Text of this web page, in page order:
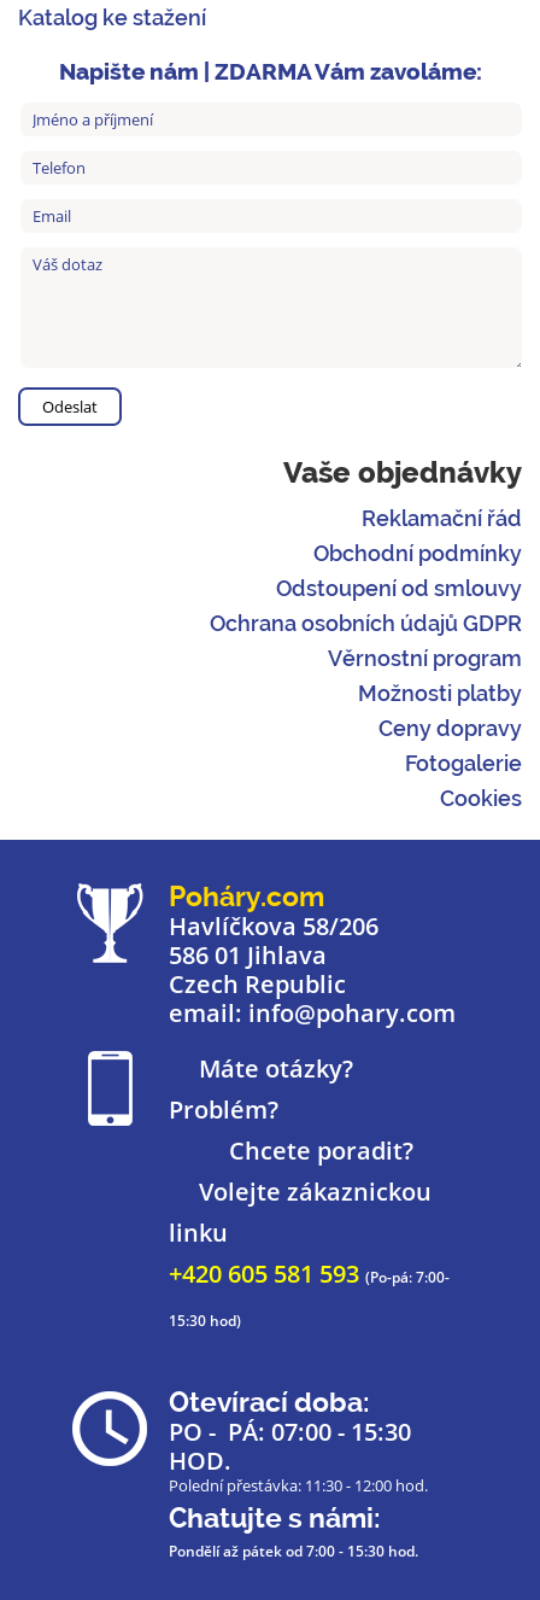
Katalog ke stažení
Napište nám | ZDARMA Vám zavoláme:
Vaše objednávky
Reklamační řád
Obchodní podmínky
Odstoupení od smlouvy
Ochrana osobních údajů GDPR
Věrnostní program
Možnosti platby
Ceny dopravy
Fotogalerie
Cookies
Poháry.com
Havlíčkova 58/206
586 01 Jihlava
Czech Republic
email: info@pohary.com
Máte otázky?
Problém?
Chcete poradit?
Volejte zákaznickou
linku
+420 605 581 593 (Po-pá: 7:00-
15:30 hod)
Otevírací doba:
PO - PÁ: 07:00 - 15:30
HOD.
Polední přestávka: 11:30 - 12:00 hod.
Chatujte s námi:
Pondělí až pátekod 7:00 - 15:30 hod.